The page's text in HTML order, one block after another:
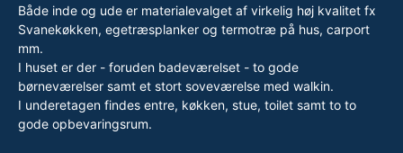
Både inde og ude er materialevalget af virkelig høj kvalitet fx
Svanekøkken, egetræsplanker og termotræ på hus, carport
mm.
I huset er der - foruden badeværelset - to gode
børneværelser samt et stort soveværelse med walkin.
I underetagen findes entre, køkken, stue, toilet samt to to
gode opbevaringsrum.